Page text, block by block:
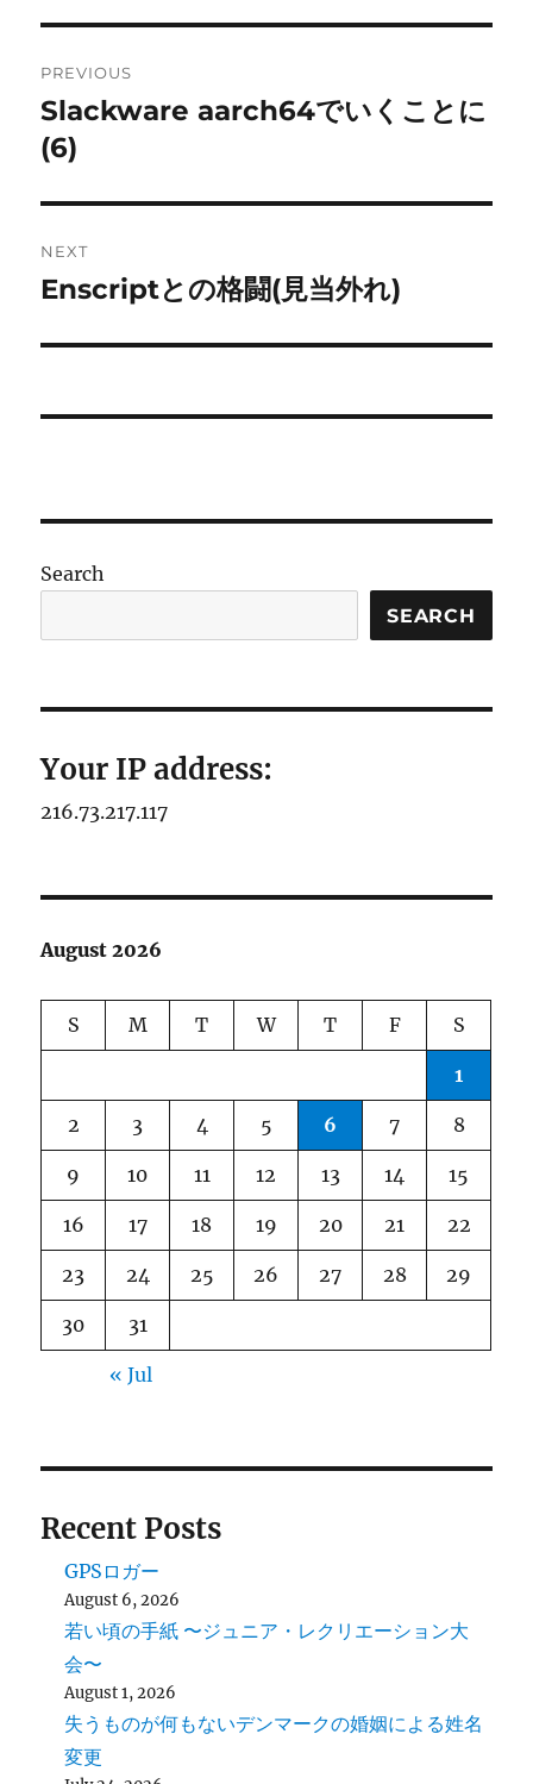
navigation
PREVIOUS
Previous
post:
Slackware aarch64でいくことに
(6)
NEXT
Next
Enscriptとの格闘(見当外れ)
Search
SEARCH
Your IP address:
216.73.217.117
August 2026
S M T W T F S
1
2 3 4 5 6 7 8
9 10 11 12 13 14 15
16 17 18 19 20 21 22
23 24 25 26 27 28 29
30 31
« Jul
Recent Posts
GPSロガー
August 6, 2026
若い頃の手紙 〜ジュニア・レクリエーション大
会〜
August 1, 2026
失うものが何もないデンマークの婚姻による姓名
変更